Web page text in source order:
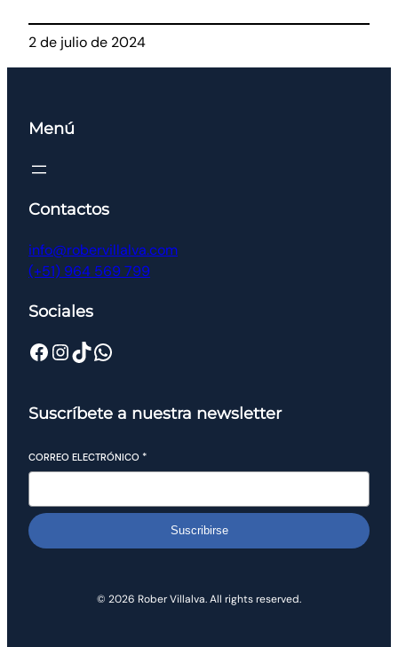
2 de julio de 2024
Menú
Contactos
info@robervillalva.com
(+51) 964 569 799
Sociales
Suscríbete a nuestra newsletter
CORREO ELECTRÓNICO *
Suscribirse
© 2026 Rober Villalva. All rights reserved.